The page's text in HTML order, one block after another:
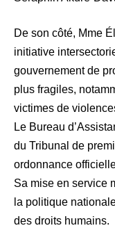
De son côté, Mme
initiative
gouvernement de
plus fragiles,
victimes de
Le Bureau
du Tribunal de
ordonnance
Sa mise en service
la politique
des droits humains.